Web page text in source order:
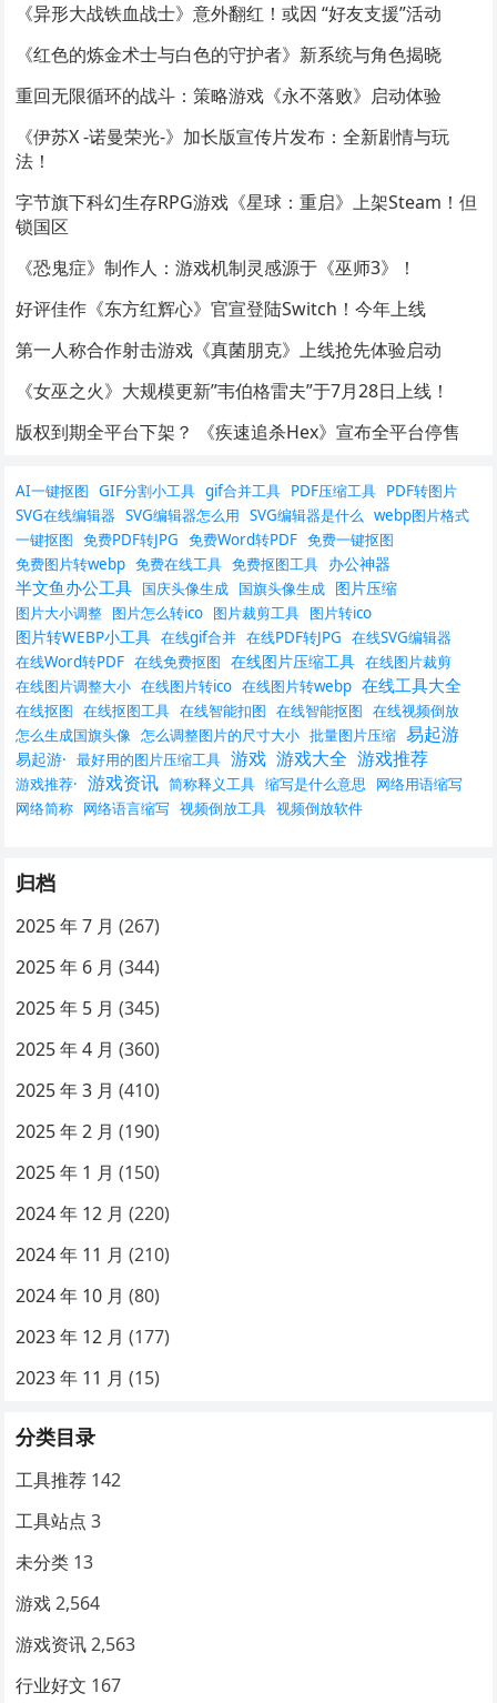
《异形大战铁血战士》意外翻红！或因 “好友支援”活动
《红色的炼金术士与白色的守护者》新系统与角色揭晓
重回无限循环的战斗：策略游戏《永不落败》启动体验
《伊苏X -诺曼荣光-》加长版宣传片发布：全新剧情与玩
法！
字节旗下科幻生存RPG游戏《星球：重启》上架Steam！但
锁国区
《恐鬼症》制作人：游戏机制灵感源于《巫师3》！
好评佳作《东方红辉心》官宣登陆Switch！今年上线
第一人称合作射击游戏《真菌朋克》上线抢先体验启动
《女巫之火》大规模更新”韦伯格雷夫”于7月28日上线！
版权到期全平台下架？ 《疾速追杀Hex》宣布全平台停售
AI一键抠图 GIF分割小工具 gif合并工具 PDF压缩工具 PDF转图片
SVG在线编辑器 SVG编辑器怎么用 SVG编辑器是什么 webp图片格式
一键抠图 免费PDF转JPG 免费Word转PDF 免费一键抠图
免费图片转webp 免费在线工具 免费抠图工具 办公神器
半文鱼办公工具 国庆头像生成 国旗头像生成 图片压缩
图片大小调整 图片怎么转ico 图片裁剪工具 图片转ico
图片转WEBP小工具 在线gif合并 在线PDF转JPG 在线SVG编辑器
在线Word转PDF 在线免费抠图 在线图片压缩工具 在线图片裁剪
在线图片调整大小 在线图片转ico 在线图片转webp 在线工具大全
在线抠图 在线抠图工具 在线智能扣图 在线智能抠图 在线视频倒放
怎么生成国旗头像 怎么调整图片的尺寸大小 批量图片压缩 易起游
易起游· 最好用的图片压缩工具 游戏 游戏大全 游戏推荐
游戏推荐· 游戏资讯 简称释义工具 缩写是什么意思
网络用语缩写
网络简称 网络语言缩写 视频倒放工具 视频倒放软件
归档
2025 年 7 月 (267)
2025 年 6 月 (344)
2025 年 5 月 (345)
2025 年 4 月 (360)
2025 年 3 月 (410)
2025 年 2 月 (190)
2025 年 1 月 (150)
2024 年 12 月 (220)
2024 年 11 月 (210)
2024 年 10 月 (80)
2023 年 12 月 (177)
2023 年 11 月 (15)
分类目录
工具推荐 142
工具站点 3
未分类 13
游戏 2,564
游戏资讯 2,563
行业好文 167